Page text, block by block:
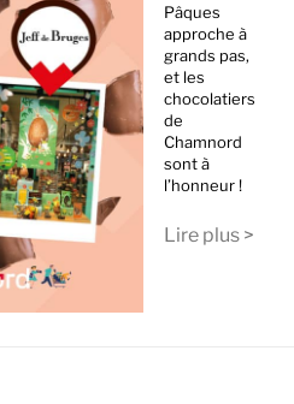
Pâques
approche à
grands pas,
et les
chocolatiers
de
Chamnord
sont à
l’honneur !
Lire plus >